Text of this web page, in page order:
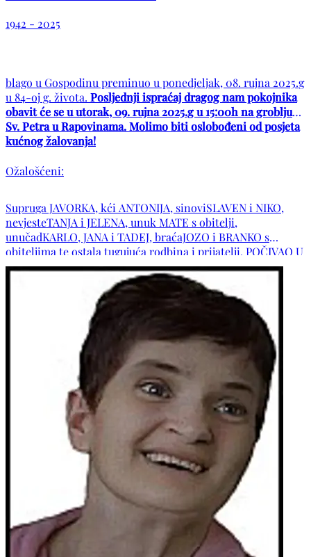
1942 - 2025
blago u Gospodinu preminuo u ponedjeljak, 08. rujna 2025.g
u 84-oj g. života. Posljednji ispraćaj dragog nam pokojnika
obavit će se u utorak, 09. rujna 2025.g u 15:00h na groblju
Sv. Petra u Rapovinama. Molimo biti oslobođeni od posjeta
kućnog žalovanja!
Ožalošćeni:
Supruga JAVORKA, kći ANTONIJA, sinoviSLAVEN i NIKO,
nevjesteTANJA i JELENA, unuk MATE s obitelji,
unučadKARLO, JANA i TADEJ, braćaJOZO i BRANKO s
obiteljima te ostala tugujuća rodbina i prijatelji. POČIVAO U
MIRU BOŽJEM!